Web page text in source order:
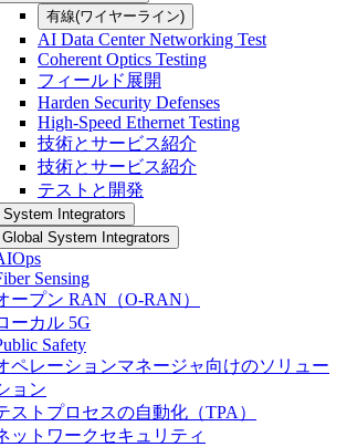
有線(ワイヤーライン)
AI Data Center Networking Test
Coherent Optics Testing
フィールド展開
Harden Security Defenses
High-Speed Ethernet Testing
技術とサービス紹介
技術とサービス紹介
テストと開発
System Integrators
Global System Integrators
Sensing
ープン RAN（O-RAN）
ーカル 5G
Safety
ペレーションマネージャ向けのソリュー
ョン
ストプロセスの自動化（TPA）
ットワークセキュリティ